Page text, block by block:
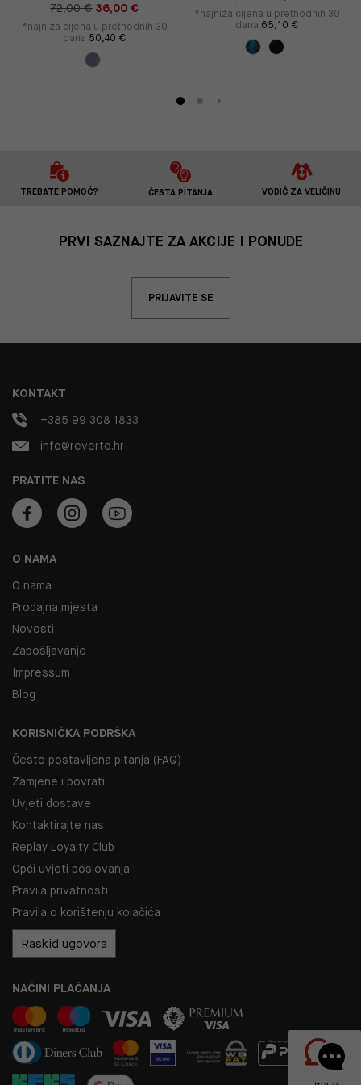
72,00 € 36,00 €
*najniža cijena u prethodnih 30
dana 50,40 €
*najniža cijena u prethodnih 30
dana 65,10 €
TREBATE POMOĆ? ČESTA PITANJA VODIČ ZA VELIČINU
PRVI SAZNAJTE ZA AKCIJE I PONUDE
PRIJAVITE SE
O NAMA
O nama
Prodajna mjesta
Novosti
Zapošljavanje
Impressum
Blog
KORISNIČKA PODRŠKA
Često postavljena pitanja (FAQ)
Zamjene i povrati
Uvjeti dostave
Kontaktirajte nas
Replay Loyalty Club
Opći uvjeti poslovanja
Pravila privatnosti
Pravila o korištenju kolačića
Raskid ugovora
PRATITE NAS
NAČINI PLAĆANJA
KONTAKT
+385 99 308 1833
info@reverto.hr